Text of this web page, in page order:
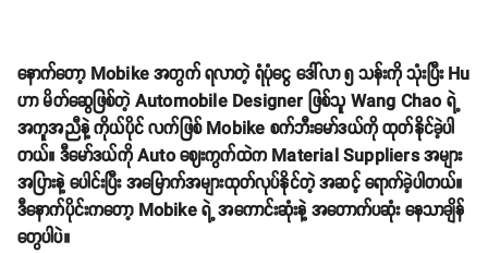
နောက်တော့ Mobike အတွက် ရလာတဲ့ ရံပုံငွေ ဒေါ်လာ ၅ သန်းကို သုံးပြီး Hu
ဟာ မိတ်ဆွေဖြစ်တဲ့ Automobile Designer ဖြစ်သူ Wang Chao ရဲ့
အကူအညီနဲ့ ကိုယ်ပိုင် လက်ဖြစ် Mobike စက်ဘီးမော်ဒယ်ကို ထုတ်နိုင်ခဲ့ပါ
တယ်။ ဒီမော်ဒယ်ကို Auto ဈေးကွက်ထဲက Material Suppliers အများ
အပြားနဲ့ ပေါင်းပြီး အမြောက်အများထုတ်လုပ်နိုင်တဲ့ အဆင့် ရောက်ခဲ့ပါတယ်။
ဒီနောက်ပိုင်းကတော့ Mobike ရဲ့ အကောင်းဆုံးနဲ့ အတောက်ပဆုံး နေသာချိန်
တွေပါပဲ။